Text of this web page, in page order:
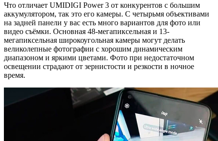
Что отличает UMIDIGI Power 3 от конкурентов с большим
аккумулятором, так это его камеры. С четырьмя объективами
на задней панели у вас есть много вариантов для фото или
видео съёмки. Основная 48-мегапиксельная и 13-
мегапиксельная широкоугольная камеры могут делать
великолепные фотографии с хорошим динамическим
диапазоном и яркими цветами. Фото при недостаточном
освещении страдают от зернистости и резкости в ночное
время.